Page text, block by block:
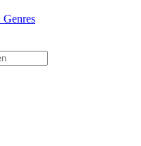
Genres